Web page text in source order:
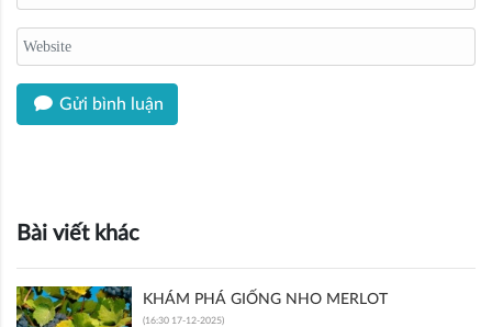
Gửi bình luận
Bài viết khác
KHÁM PHÁ GIỐNG NHO MERLOT
(16:30 17-12-2025)